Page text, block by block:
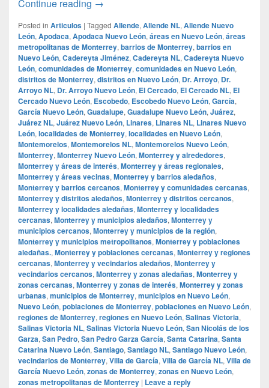
Continue reading →
Posted in Articulos | Tagged Allende, Allende NL, Allende Nuevo
León, Apodaca, Apodaca Nuevo León, áreas en Nuevo León, áreas
metropolitanas de Monterrey, barrios de Monterrey, barrios en
Nuevo León, Cadereyta Jiménez, Cadereyta NL, Cadereyta Nuevo
León, comunidades de Monterrey, comunidades en Nuevo León,
distritos de Monterrey, distritos en Nuevo León, Dr. Arroyo, Dr.
Arroyo NL, Dr. Arroyo Nuevo León, El Cercado, El Cercado NL, El
Cercado Nuevo León, Escobedo, Escobedo Nuevo León, García,
García Nuevo León, Guadalupe, Guadalupe Nuevo León, Juárez,
Juárez NL, Juárez Nuevo León, Linares, Linares NL, Linares Nuevo
León, localidades de Monterrey, localidades en Nuevo León,
Montemorelos, Montemorelos NL, Montemorelos Nuevo León,
Monterrey, Monterrey Nuevo León, Monterrey y alrededores,
Monterrey y áreas de interés, Monterrey y áreas regionales,
Monterrey y áreas vecinas, Monterrey y barrios aledaños,
Monterrey y barrios cercanos, Monterrey y comunidades cercanas,
Monterrey y distritos aledaños, Monterrey y distritos cercanos,
Monterrey y localidades aledañas, Monterrey y localidades
cercanas, Monterrey y municipios aledaños, Monterrey y
municipios cercanos, Monterrey y municipios de la región,
Monterrey y municipios metropolitanos, Monterrey y poblaciones
aledañas., Monterrey y poblaciones cercanas, Monterrey y regiones
cercanas, Monterrey y vecindarios aledaños, Monterrey y
vecindarios cercanos, Monterrey y zonas aledañas, Monterrey y
zonas cercanas, Monterrey y zonas de interés, Monterrey y zonas
urbanas, municipios de Monterrey, municipios en Nuevo León,
Nuevo León, poblaciones de Monterrey, poblaciones en Nuevo León,
regiones de Monterrey, regiones en Nuevo León, Salinas Victoria,
Salinas Victoria NL, Salinas Victoria Nuevo León, San Nicolás de los
Garza, San Pedro, San Pedro Garza García, Santa Catarina, Santa
Catarina Nuevo León, Santiago, Santiago NL, Santiago Nuevo León,
vecindarios de Monterrey, Villa de García, Villa de García NL, Villa de
García Nuevo León, zonas de Monterrey, zonas en Nuevo León,
zonas metropolitanas de Monterrey | Leave a reply